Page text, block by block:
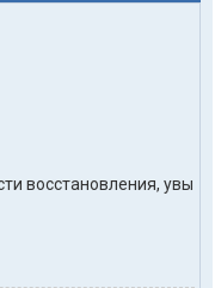
восстановления, увы